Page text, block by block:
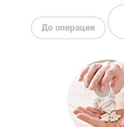
До операции